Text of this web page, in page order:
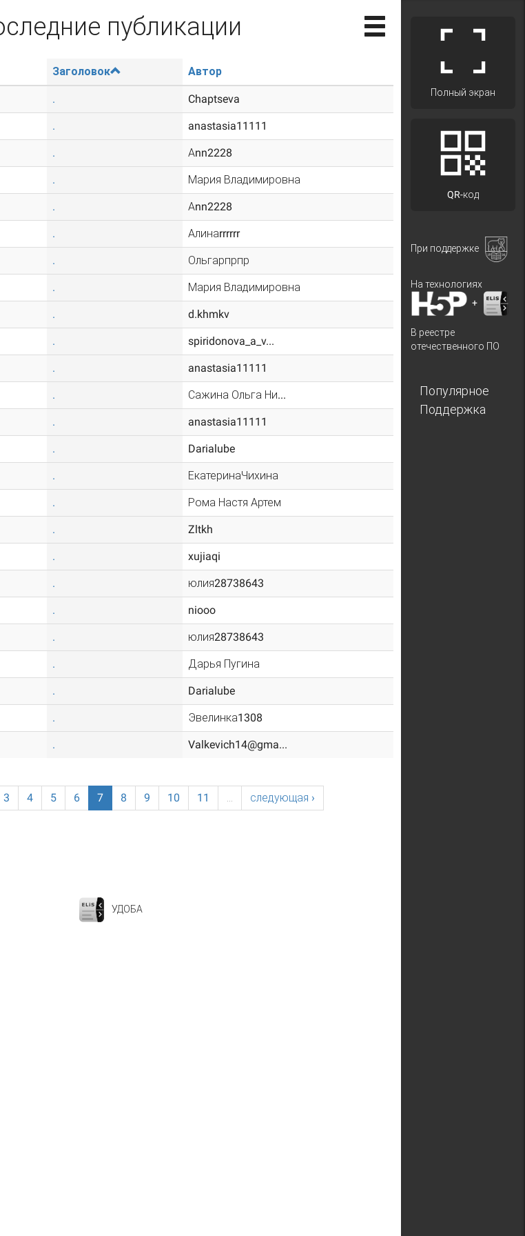
публикации
Заголовок Автор
. Chaptseva
. anastasia11111
. Аnn2228
. Мария Владимировна
. Аnn2228
. Алинаrrrrrr
. Ольгарпрпр
. Мария Владимировна
. d.khmkv
. spiridonova_a_v...
. anastasia11111
. Сажина Ольга Ни...
. anastasia11111
. Darialube
. ЕкатеринаЧихина
. Рома Настя Артем
. Zltkh
. xujiaqi
. юлия28738643
. niooo
. юлия28738643
. Дарья Пугина
. Darialube
. Эвелинка1308
. Valkevich14@gma...
3 4 5 6 7 8 9 10 11 …
следующая ›
УДОБА
Полный экран
QR-код
При поддержке
На технологиях
+
В реестре
отечественного ПО
Популярное
Поддержка